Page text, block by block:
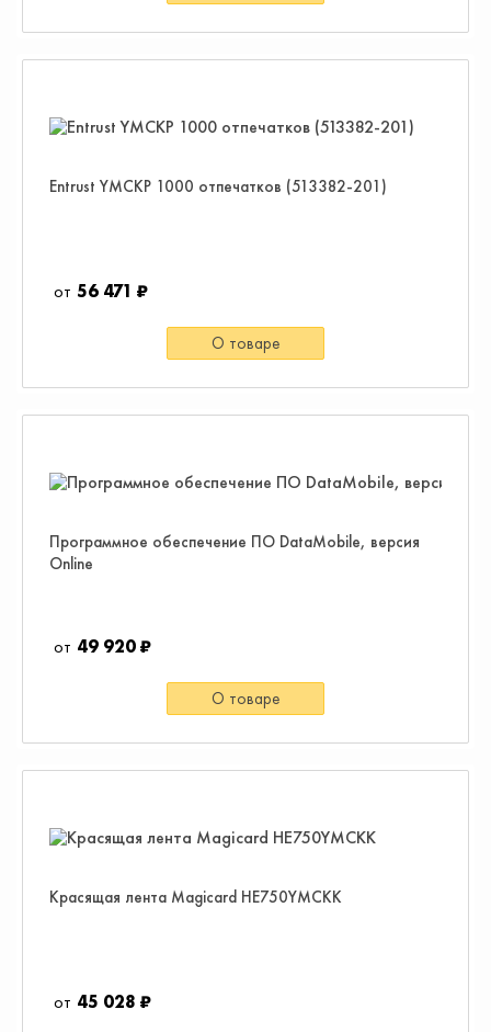
Entrust YMCKP 1000 отпечатков (513382-201)
56 471 ₽
О товаре
Программное обеспечение ПО DataMobile, версия
Online
49 920 ₽
О товаре
Красящая лента Magicard HE750YMCKK
45 028 ₽